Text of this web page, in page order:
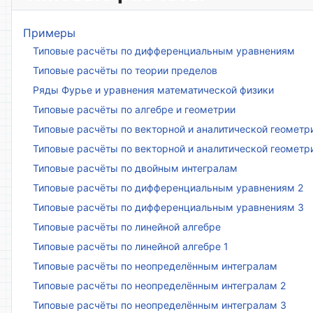
Примеры
Типовые расчёты по дифференциальным уравнениям
Типовые расчёты по теории пределов
Ряды Фурье и уравнения математической физики
Типовые расчёты по алгебре и геометрии
Типовые расчёты по векторной и аналитической
Типовые расчёты по векторной и аналитической
Типовые расчёты по двойным интегралам
Типовые расчёты по дифференциальным уравнениям 2
Типовые расчёты по дифференциальным уравнениям 3
Типовые расчёты по линейной алгебре
Типовые расчёты по линейной алгебре 1
Типовые расчёты по неопределённым интегралам
Типовые расчёты по неопределённым интегралам 2
Типовые расчёты по неопределённым интегралам 3